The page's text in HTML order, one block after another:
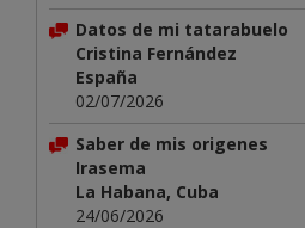
Datos de mi tatarabuelo
Cristina Fernández
España
02/07/2026
Saber de mis origenes
Irasema
La Habana, Cuba
24/06/2026